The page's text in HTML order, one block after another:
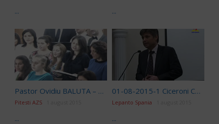
... ...
Pastor Ovidiu BALUTA – Povestea intoarcerii 720P
Pitesti AZS
...
01-08-2015-1 Ciceroni Comanescu
Lepanto Spania
...